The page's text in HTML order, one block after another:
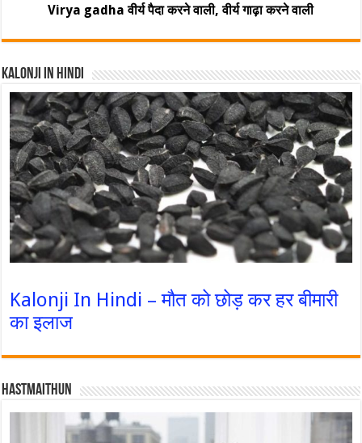
Virya gadha वीर्य पैदा करने वाली, वीर्य गाढ़ा करने वाली
Kalonji In Hindi
Kalonji In Hindi – मौत को छोड़ कर हर बीमारी
का इलाज
Hastmaithun